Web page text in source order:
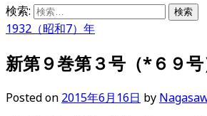
検索:
1932（昭和7）年
新第９巻第３号（*６９号
Postedon 2015年6月16日 by